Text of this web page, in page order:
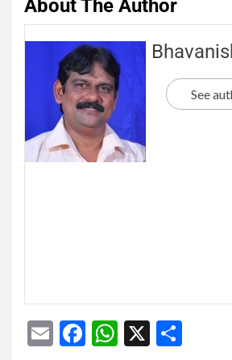
About The Author
See
EmailFacebook
WhatsApp
X